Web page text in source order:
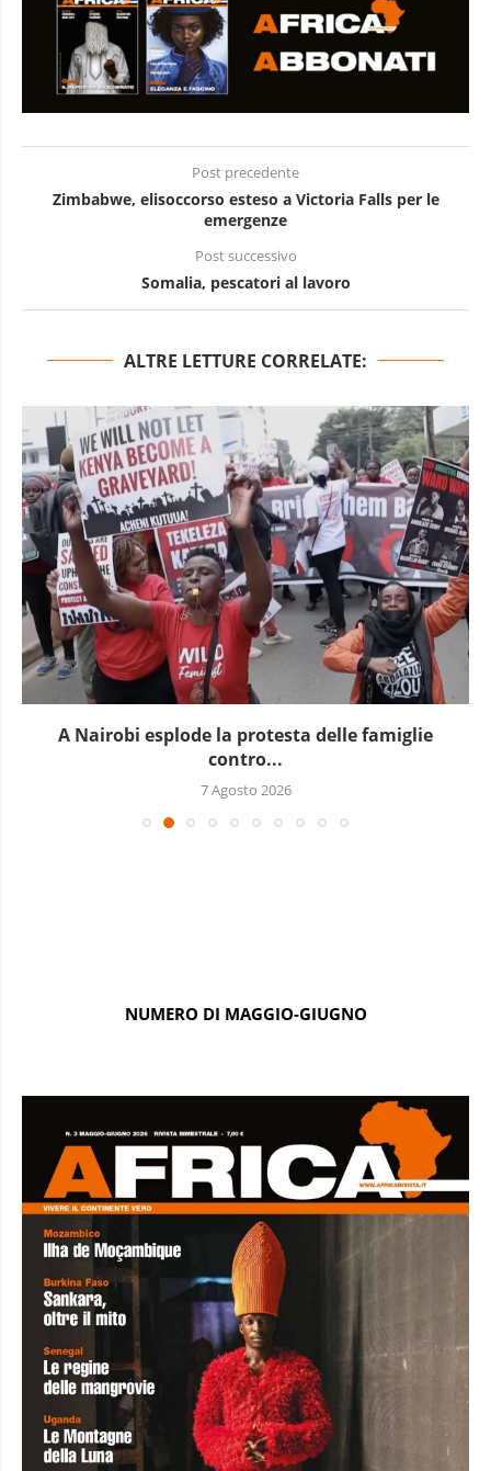
Post precedente
Zimbabwe, elisoccorso esteso a Victoria Falls per le
emergenze
Post successivo
Somalia, pescatori al lavoro
ALTRE LETTURE CORRELATE:
A Nairobi esplode la protesta delle famiglie
contro...
7 Agosto 2026
NUMERO DI MAGGIO-GIUGNO